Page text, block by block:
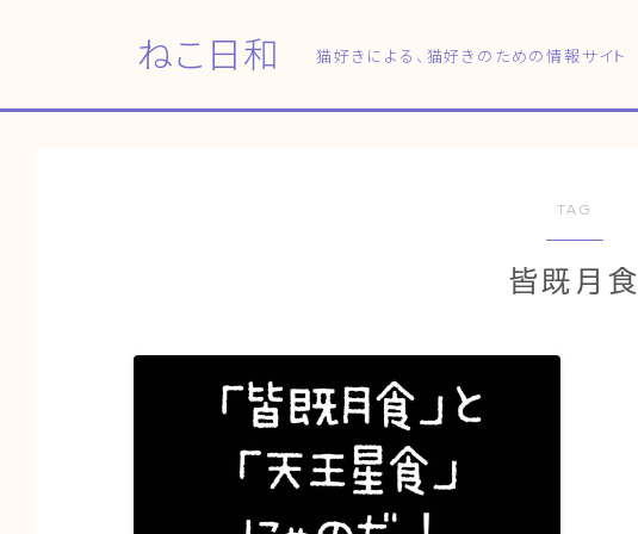
ねこ日和 猫好きによる、猫好きのための情報サイト
TAG
皆既月食